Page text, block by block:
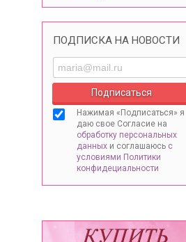
ПОДПИСКА НА НОВОСТИ
Нажимая «Подписаться» я
даю свое Согласие на
обработку персональных
данных и соглашаюсь с
условиями Политики
конфидециальности